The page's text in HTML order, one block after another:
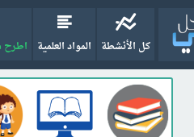
كل الأنشطة المواد العلمية اطرح